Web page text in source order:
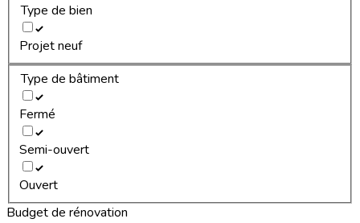
Type de bien
Projet neuf
Type de bâtiment
Fermé
Semi-ouvert
Ouvert
Budget de rénovation